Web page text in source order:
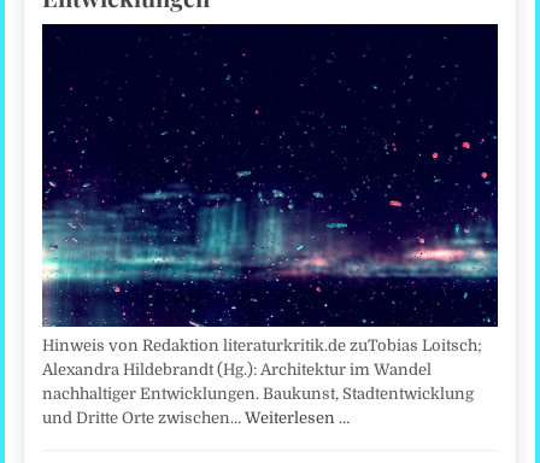
Hinweis von Redaktion literaturkritik.de zuTobias Loitsch;
Alexandra Hildebrandt (Hg.): Architektur im Wandel
nachhaltiger Entwicklungen. Baukunst, Stadtentwicklung
und Dritte Orte zwischen…Weiterlesen …